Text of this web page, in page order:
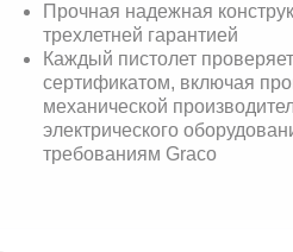
Прочная надежная
трехлетней гарантией
Каждый пистолет
сертификатом, включая
механической
электрического
требованиям Graco